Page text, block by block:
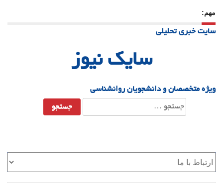
مهم:
21 دسامبر 25
سایت خبری تحلیلی
سایک نیوز
ویژه متخصصان و دانشجویان روانشناسی
جستجو
برای: